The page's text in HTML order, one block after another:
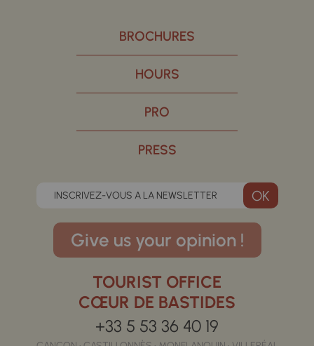
BROCHURES
HOURS
PRO
PRESS
INSCRIVEZ-VOUS A LA NEWSLETTER
Give us your opinion !
TOURIST OFFICE
CŒUR DE BASTIDES
+33 5 53 36 40 19